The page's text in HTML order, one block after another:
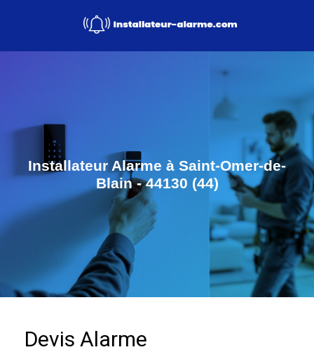
Installateur Alarme à Saint-Omer-de-
Blain - 44130 (44)
Devis Alarme